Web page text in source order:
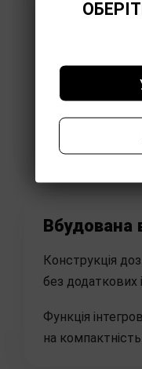
Вбудована
Конструкція
без додаткових
Функція
на